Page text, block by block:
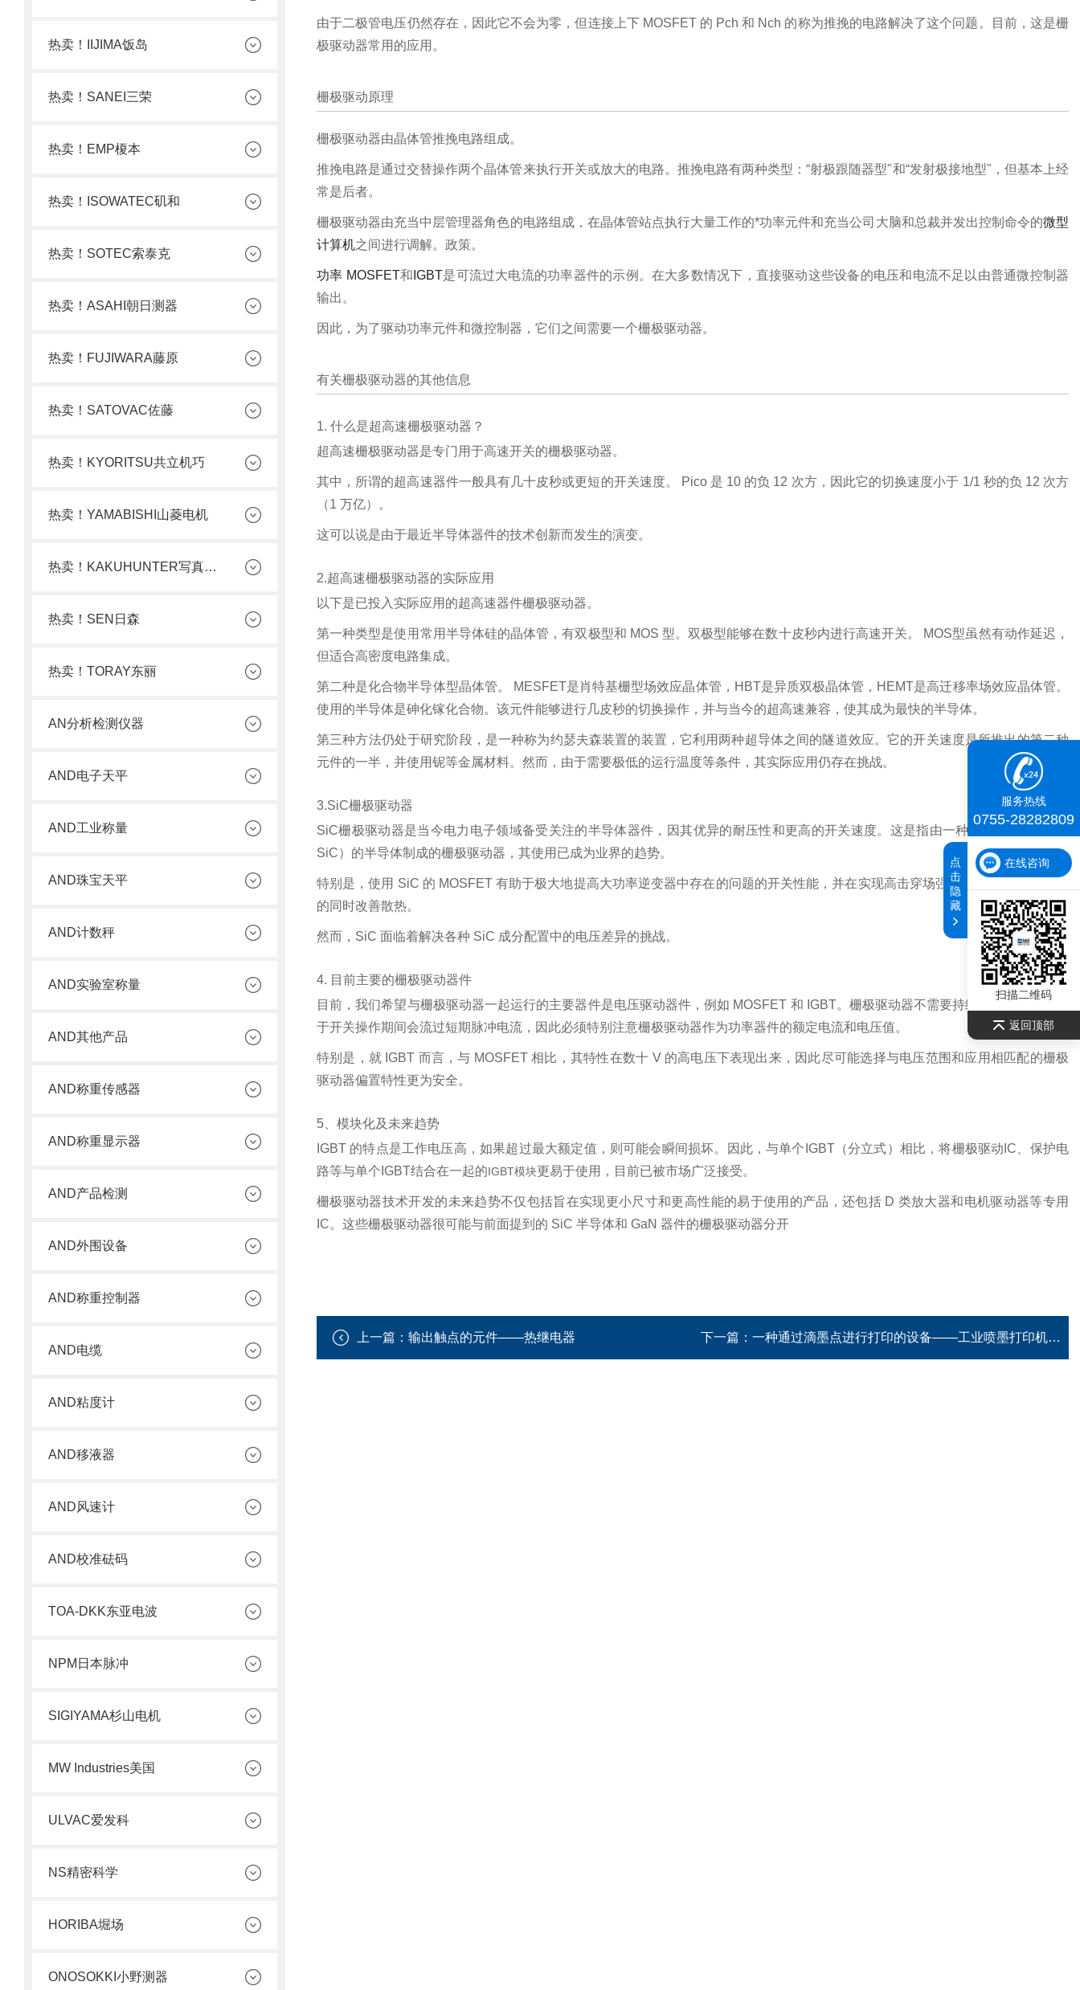
热卖！IIJIMA饭岛
热卖！SANEI三荣
热卖！EMP榎本
热卖！ISOWATEC矶和
热卖！SOTEC索泰克
热卖！ASAHI朝日测器
热卖！FUJIWARA藤原
热卖！SATOVAC佐藤
热卖！KYORITSU共立机巧
热卖！YAMABISHI山菱电机
热卖！KAKUHUNTER写真化学
热卖！SEN日森
热卖！TORAY东丽
AN分析检测仪器
AND电子天平
AND工业称量
AND珠宝天平
AND计数秤
AND实验室称量
AND其他产品
AND称重传感器
AND称重显示器
AND产品检测
AND外围设备
AND称重控制器
AND电缆
AND粘度计
AND移液器
AND风速计
AND校准砝码
TOA-DKK东亚电波
NPM日本脉冲
SIGIYAMA杉山电机
MW Industries美国
ULVAC爱发科
NS精密科学
HORIBA堀场
ONOSOKKI小野测器
由于二极管电压仍然存在，因此它不会为零，但连接上下 MOSFET 的 Pch 和 Nch 的称为推挽的电路解决了这个问题。目前，这是栅
极驱动器常用的应用。
栅极驱动原理
栅极驱动器由晶体管推挽电路组成。
推挽电路是通过交替操作两个晶体管来执行开关或放大的电路。推挽电路有两种类型：“射极跟随器型"和“发射极接地型"，但基本上经
常是后者。
栅极驱动器由充当中层管理器角色的电路组成，在晶体管站点执行大量工作的*功率元件和充当公司大脑和总裁并发出控制命令的微型
计算机之间进行调解。政策。
功率 MOSFET和 IGBT是可流过大电流的功率器件的示例。 在大多数情况下，直接驱动这些设备的电压和电流不足以由普通微控制器
输出。
因此，为了驱动功率元件和微控制器，它们之间需要一个栅极驱动器。
有关栅极驱动器的其他信息
1. 什么是超高速栅极驱动器？
超高速栅极驱动器是专门用于高速开关的栅极驱动器。
其中，所谓的超高速器件一般具有几十皮秒或更短的开关速度。 Pico 是 10 的负 12 次方，因此它的切换速度小于 1/1 秒的负 12 次方
（1 万亿）。
这可以说是由于最近半导体器件的技术创新而发生的演变。
2.超高速栅极驱动器的实际应用
以下是已投入实际应用的超高速器件栅极驱动器。
第一种类型是使用常用半导体硅的晶体管，有双极型和 MOS 型。双极型能够在数十皮秒内进行高速开关。 MOS型虽然有动作延迟，
但适合高密度电路集成。
第二种是化合物半导体型晶体管。 MESFET是肖特基栅型场效应晶体管，HBT是异质双极晶体管，HEMT是高迁移率场效应晶体管。
使用的半导体是砷化镓化合物。该元件能够进行几皮秒的切换操作，并与当今的超高速兼容，使其成为最快的半导体。
第三种方法仍处于研究阶段，是一种称为约瑟夫森装置的装置，它利用两种超导体之间的隧道效应。它的开关速度是所推出的第二种
元件的一半，并使用铌等金属材料。然而，由于需要极低的运行温度等条件，其实际应用仍存在挑战。
3.SiC栅极驱动器
SiC栅极驱动器是当今电力电子领域备受关注的半导体器件，因其优异的耐压性和更高的开关速度。这是指由一种叫做
SiC）的半导体制成的栅极驱动器，其使用已成为业界的趋势。
特别是，使用 SiC 的 MOSFET 有助于极大地提高大功率逆变器中存在的问题的开关性能，并在实现高击穿场强和载流子漂移速度 Ta
的同时改善散热。
然而，SiC 面临着解决各种 SiC 成分配置中的电压差异的挑战。
4. 目前主要的栅极驱动器件
目前，我们希望与栅极驱动器一起运行的主要器件是电压驱动器件，例如 MOSFET 和 IGBT。栅极驱动器不需要持续流过电流，但由
于开关操作期间会流过短期脉冲电流，因此必须特别注意栅极驱动器作为功率器件的额定电流和电压值。
特别是，就 IGBT 而言，与 MOSFET 相比，其特性在数十 V 的高电压下表现出来，因此尽可能选择与电压范围和应用相匹配的栅极
驱动器偏置特性更为安全。
5、模块化及未来趋势
IGBT 的特点是工作电压高，如果超过最大额定值，则可能会瞬间损坏。因此，与单个IGBT（分立式）相比，将栅极驱动IC、保护电
路等与单个IGBT结合在一起的IGBT模块更易于使用，目前已被市场广泛接受。
栅极驱动器技术开发的未来趋势不仅包括旨在实现更小尺寸和更高性能的易于使用的产品，还包括 D 类放大器和电机驱动器等专用
IC。这些栅极驱动器很可能与前面提到的 SiC 半导体和 GaN 器件的栅极驱动器分开
上一篇： 输出触点的元件——热继电器 下一篇： 一种通过滴墨点进行打印的设备——工业喷墨打印机
服务热线
0755-28282809
在线咨询
扫描二维码
返回顶部
点
击
隐
藏